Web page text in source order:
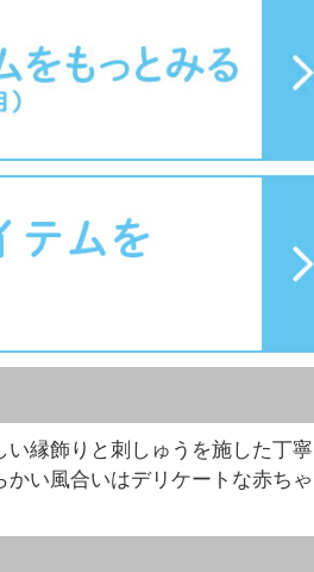
縁飾りと刺しゅうを施した丁寧
い風合いはデリケートな赤ちゃ